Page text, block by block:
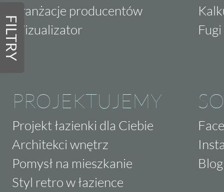
FILTRY
Aranżacje producentów
Wizualizator
PROJEKTUJEMY
Projekt łazienki dla Ciebie
Architekci wnętrz
Pomysł na mieszkanie
Styl retro w łazience
Blog